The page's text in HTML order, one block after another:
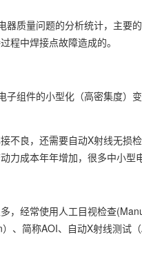
质量问题的分析统计，主要
程中焊接点故障造成的。
组件的小型化（高密集度）
不良，还需要自动X射线无
成本年年增加，很多中小型
，经常使用人工目视检查
、简称AOI、自动X射线测试